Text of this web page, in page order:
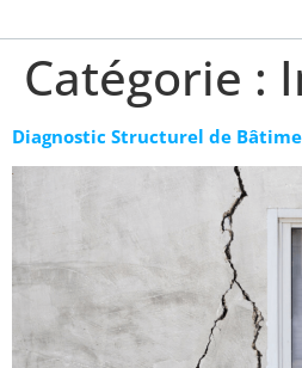
Catégorie :
Diagnostic Structurel de